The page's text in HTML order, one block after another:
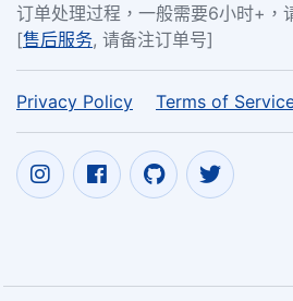
订单处理过程，一般需要6小时+，
[售后服务, 请备注订单号]
Privacy Policy Terms of